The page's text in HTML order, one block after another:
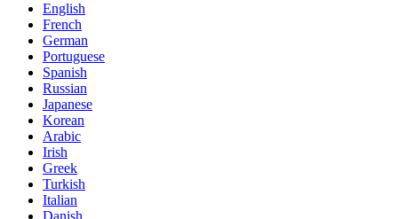
English
French
German
Portuguese
Spanish
Russian
Japanese
Korean
Arabic
Irish
Greek
Turkish
Italian